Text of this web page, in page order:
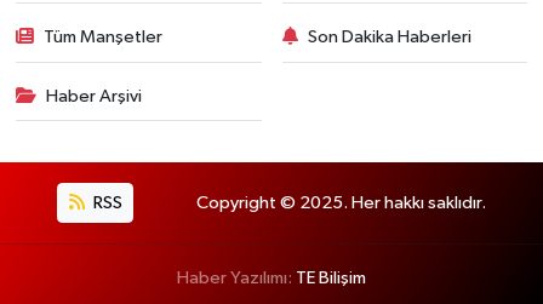
Tüm Manşetler Son Dakika Haberleri
Haber Arşivi
RSS Copyright © 2025. Her hakkı saklıdır.
Haber Yazılımı: TE Bilişim